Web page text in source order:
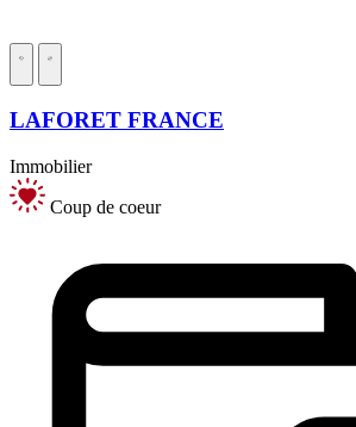
LAFORET FRANCE
Immobilier
Coup de coeur